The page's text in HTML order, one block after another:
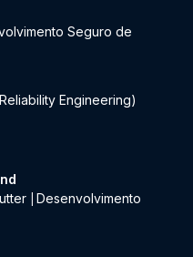
Seguro de
Engineering)
Desenvolvimento